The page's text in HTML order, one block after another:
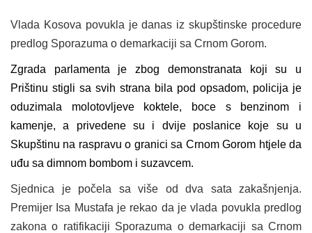
Vlada Kosova povukla je danas iz skupštinske procedure
predlog Sporazuma o demarkaciji sa Crnom Gorom.
Zgrada parlamenta je zbog demonstranata koji su u
Prištinu stigli sa svih strana bila pod opsadom, policija je
oduzimala molotovljeve koktele, boce s benzinom i
kamenje, a privedene su i dvije poslanice koje su u
Skupštinu na raspravu o granici sa Crnom Gorom htjele da
uđu sa dimnom bombom i suzavcem.
Sjednica je počela sa više od dva sata zakašnjenja.
Premijer Isa Mustafa je rekao da je vlada povukla predlog
zakona o ratifikaciji Sporazuma o demarkaciji sa Crnom